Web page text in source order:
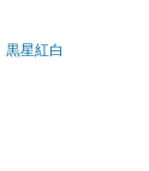
黒星紅白